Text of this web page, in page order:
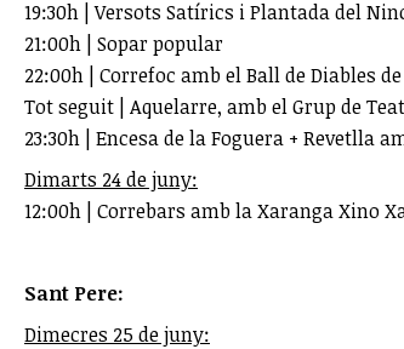
19:30h | Versots Satírics i Plantada del
21:00h | Sopar popular
22:00h | Correfoc amb el Ball de Diables
Tot seguit | Aquelarre, amb el Grup de
23:30h | Encesa de la Foguera + Revetlla
Dimarts 24 de juny:
12:00h | Correbars amb la Xaranga Xino
Sant Pere:
Dimecres 25 de juny: